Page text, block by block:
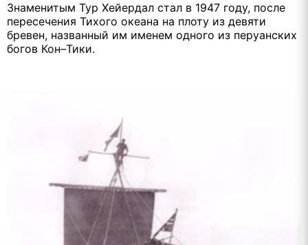
Знаменитым Тур Хейердал стал в 1947 году, после
пересечения Тихого океана на плоту из девяти
бревен, названный им именем одного из перуанских
богов Кон–Тики.